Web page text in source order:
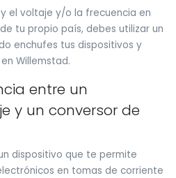
el voltaje y/o la frecuencia en
tu propio país, debes utilizar un
enchufes tus dispositivos y
Willemstad.
entre un
y un conversor de
dispositivo que te permite
en tomas de corriente